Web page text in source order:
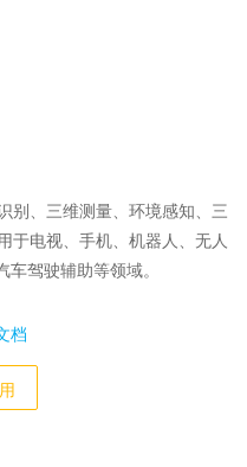
别、三维测量、环境感知、三
于电视、手机、机器人、无人
驾驶辅助等领域。
档